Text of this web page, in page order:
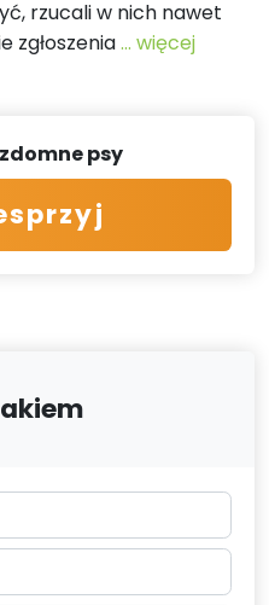
rzucali w nich nawet
zgłoszenia... więcej
psy